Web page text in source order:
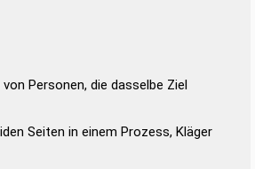
von Personen, die dasselbe Ziel
Seiten in einem Prozess, Kläger